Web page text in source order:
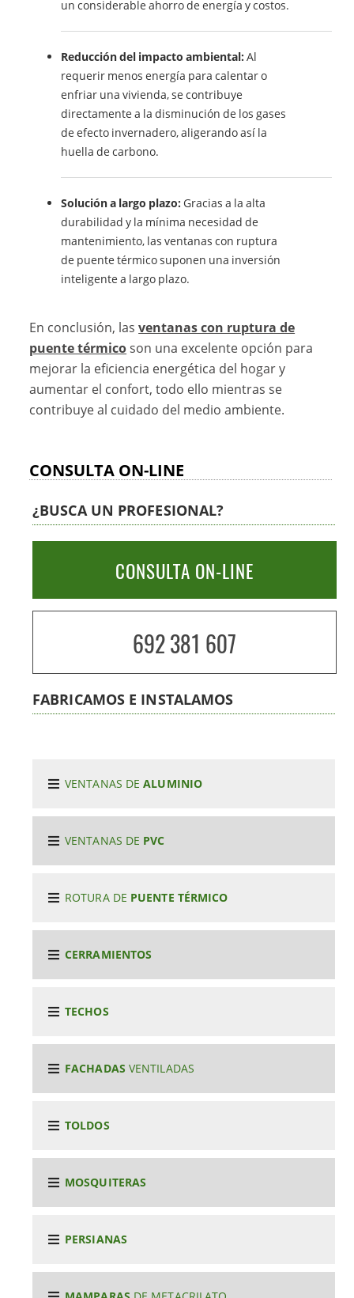
un considerable ahorro de energía y costos.
Reducción del impacto ambiental: Al
requerir menos energía para calentar o
enfriar una vivienda, se contribuye
directamente a la disminución de los gases
de efecto invernadero, aligerando así la
huella de carbono.
Solución a largo plazo: Gracias a la alta
durabilidad y la mínima necesidad de
mantenimiento, las ventanas con ruptura
de puente térmico suponen una inversión
inteligente a largo plazo.
En conclusión, lasventanas con ruptura de
puente térmicoson una excelente opción para
mejorar la eficiencia energética del hogar y
aumentar el confort, todo ello mientras se
contribuye al cuidado del medio ambiente.
CONSULTA ON-LINE
¿BUSCA UN PROFESIONAL?
CONSULTA ON-LINE
692 381 607
FABRICAMOS E INSTALAMOS
VENTANAS DEALUMINIO
VENTANAS DE PVC
ROTURA DE PUENTE TÉRMICO
CERRAMIENTOS
TECHOS
FACHADAS VENTILADAS
TOLDOS
MOSQUITERAS
PERSIANAS